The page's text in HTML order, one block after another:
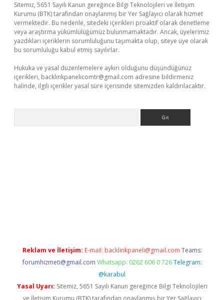
Sitemiz, 5651 Sayılı Kanun gereğince Bilgi Teknolojileri ve İletişim
Kurumu (BTK) tarafından onaylanmış bir Yer Sağlayıcı olarak hizmet
vermektedir. Bu nedenle, sitedeki içerikleri proaktif olarak denetleme
veya araştırma yükümlülüğümüz bulunmamaktadır. Ancak, üyelerimiz
yazdıkları içeriklerin sorumluluğunu taşımakta olup, siteye üye olarak
bu sorumluluğu kabul etmiş sayılırlar.
Hukuka ve yasal düzenlemelere aykırı olduğunu düşündüğünüz
içerikleri, backlinkpanelicomtr@gmail.com adresine bildirmeniz
halinde, ilgili içerikler yasal süre içerisinde sitemizden kaldırılacaktır.
Reklam ve İletişim: E-mail: backlinkpaneli@gmail.com Teams:
forumhizmeti@gmail.com Whatsapp: 0262 606 0 726 Telegram:
@karabul
Yasal Uyarı: Sitemiz, 5651 Sayılı Kanun gereğince Bilgi Teknolojileri
ve İletişim Kurumu (BTK) tarafından onaylanmış bir Yer Sağlayıcı